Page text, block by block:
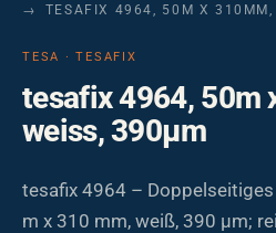
TESAFIX 4964, 50M X
TESA · TESAFIX
tesafix 4964, 50m
weiss, 390µm
tesafix 4964 –
m x 310 mm, weiß, 390 µm;